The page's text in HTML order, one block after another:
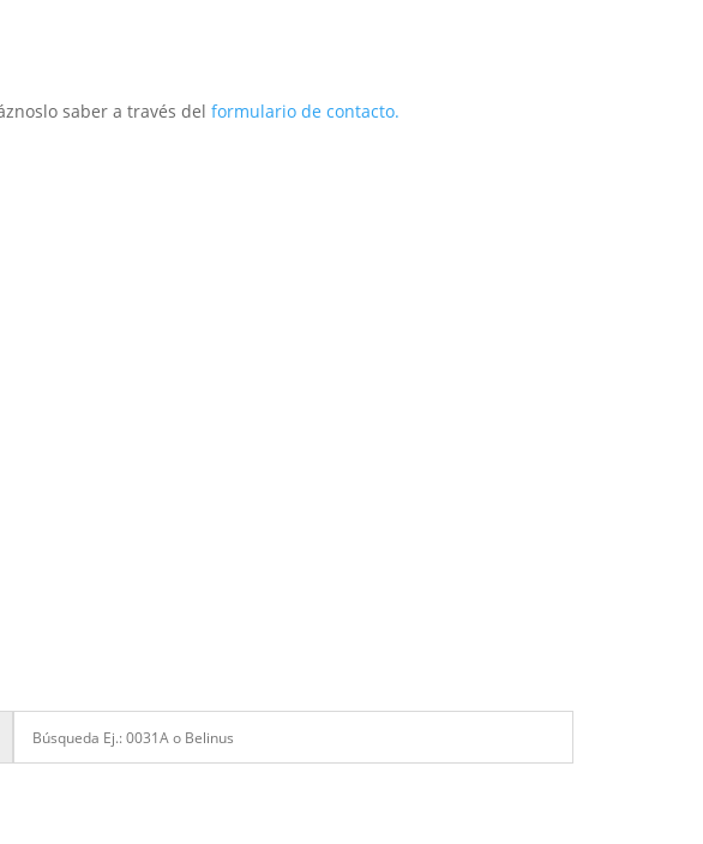
saber a través delformulario de contacto.